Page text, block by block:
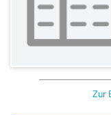
Zur